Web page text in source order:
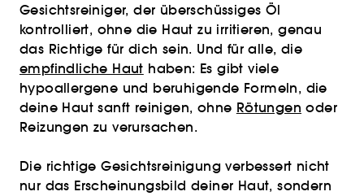
Gesichtsreiniger, der überschüssiges Öl
kontrolliert, ohne die Haut zu irritieren, genau
das Richtige für dich sein. Und für alle, die
empfindliche Haut haben: Es gibt viele
hypoallergene und beruhigende Formeln, die
deine Haut sanft reinigen, ohne Rötungen oder
Reizungen zu verursachen.
Die richtige Gesichtsreinigung verbessert nicht
nur das Erscheinungsbild deiner Haut, sondern